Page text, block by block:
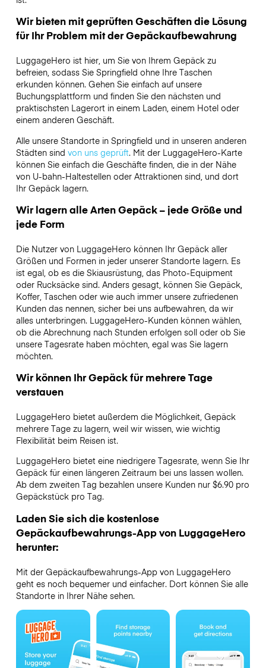
Wir bieten mit geprüften Geschäften die Lösung
für Ihr Problem mit der Gepäckaufbewahrung
LuggageHero ist hier, um Sie von Ihrem Gepäck zu
befreien, sodass Sie Springfield ohne Ihre Taschen
erkunden können. Gehen Sie einfach auf unsere
Buchungsplattform und finden Sie den nächsten und
praktischsten Lagerort in einem Laden, einem Hotel oder
einem anderen Geschäft.
Alle unsere Standorte in Springfield und in unseren anderen
Städten sind von uns geprüft. Mit der LuggageHero-Karte
können Sie einfach die Geschäfte finden, die in der Nähe
von U-bahn-Haltestellen oder Attraktionen sind, und dort
Ihr Gepäck lagern.
Wir lagern alle Arten Gepäck – jede Größe und
jede Form
Die Nutzer von LuggageHero können Ihr Gepäck aller
Größen und Formen in jeder unserer Standorte lagern. Es
ist egal, ob es die Skiausrüstung, das Photo-Equipment
oder Rucksäcke sind. Anders gesagt, können Sie Gepäck,
Koffer, Taschen oder wie auch immer unsere zufriedenen
Kunden das nennen, sicher bei uns aufbewahren, da wir
alles unterbringen. LuggageHero-Kunden können wählen,
ob die Abrechnung nach Stunden erfolgen soll oder ob Sie
unsere Tagesrate haben möchten, egal was Sie lagern
möchten.
Wir können Ihr Gepäck für mehrere Tage
verstauen
LuggageHero bietet außerdem die Möglichkeit, Gepäck
mehrere Tage zu lagern, weil wir wissen, wie wichtig
Flexibilität beim Reisen ist.
LuggageHero bietet eine niedrigere Tagesrate, wenn Sie Ihr
Gepäck für einen längeren Zeitraum bei uns lassen wollen.
Ab dem zweiten Tag bezahlen unsere Kunden nur $6.90 pro
Gepäckstück pro Tag.
Laden Sie sich die kostenlose
Gepäckaufbewahrungs-App von LuggageHero
herunter:
Mit der Gepäckaufbewahrungs-App von LuggageHero
geht es noch bequemer und einfacher. Dort können Sie alle
Standorte in Ihrer Nähe sehen.